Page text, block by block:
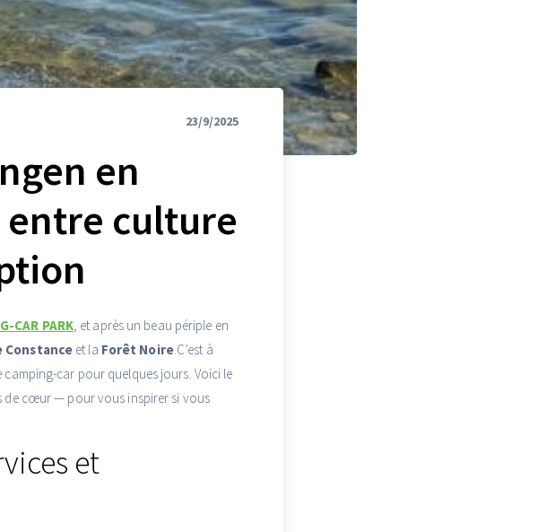
23/9/2025
en
entre culture
CAR PARK, et après un beau périple en
Constance et la Forêt Noire.C’est à
car pour quelques jours. Voici le
de cœur — pour vous inspirer si vous
et